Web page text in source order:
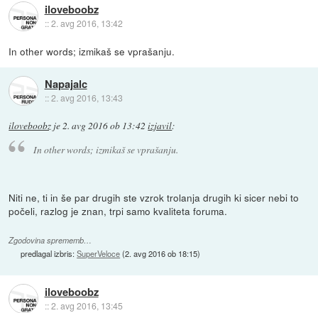
iloveboobz
::2. avg 2016, 13:42
In other words; izmikaš se vprašanju.
Napajalc
::2. avg 2016, 13:43
iloveboobz je2. avg 2016 ob 13:42 izjavil:
In other words; izmikaš se vprašanju.
Niti ne, ti in še par drugih ste vzrok trolanja drugih ki sicer nebi to
počeli, razlog je znan, trpi samo kvaliteta foruma.
Zgodovina sprememb…
predlagal izbris:SuperVeloce(2. avg 2016 ob 18:15)
iloveboobz
::2. avg 2016, 13:45